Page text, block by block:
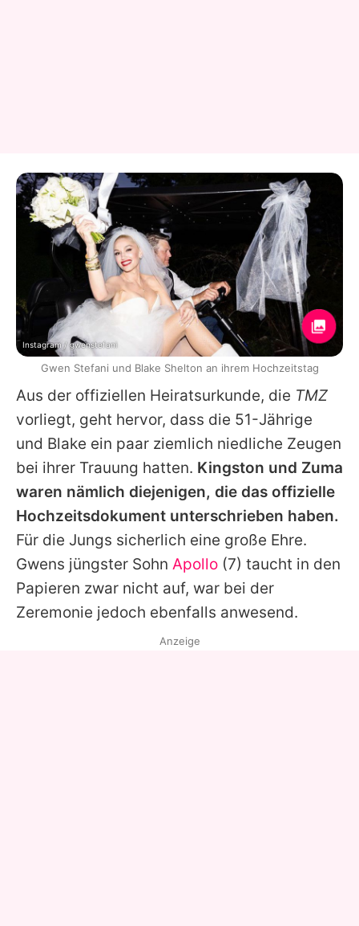
Aus der offiziellen Heiratsurkunde, die TMZ
vorliegt, geht hervor, dass die 51-Jährige
und Blake ein paar ziemlich niedliche Zeugen
bei ihrer Trauung hatten. Kingston und Zuma
waren nämlich diejenigen, die das offizielle
Hochzeitsdokument unterschrieben haben.
Für die Jungs sicherlich eine große Ehre.
Gwens jüngster Sohn Apollo (7) taucht in den
Papieren zwar nicht auf, war bei der
Zeremonie jedoch ebenfalls anwesend.
Instagram / gwenstefani
Gwen Stefani und Blake Shelton an ihrem Hochzeitstag
Anzeige